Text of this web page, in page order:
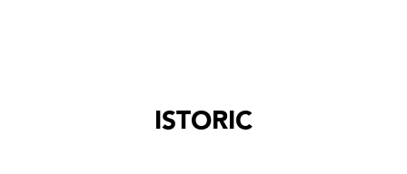
ISTORIC